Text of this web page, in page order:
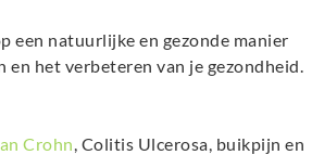
een natuurlijke en gezonde manier
het verbeteren van je gezondheid.
Crohn , Colitis Ulcerosa, buikpijn en